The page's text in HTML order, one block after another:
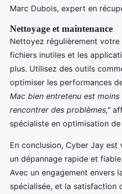
Marc Dubois, expert en
Nettoyage et maintenance
Nettoyez régulièrement
fichiers inutiles et les
plus. Utilisez des outils
optimiser les performances
Mac bien entretenu est
rencontrer des problèmes,"
spécialiste en optimisation de
En conclusion, Cyber Jay
un dépannage rapide et
Avec un engagement envers
spécialisée, et la satisfaction